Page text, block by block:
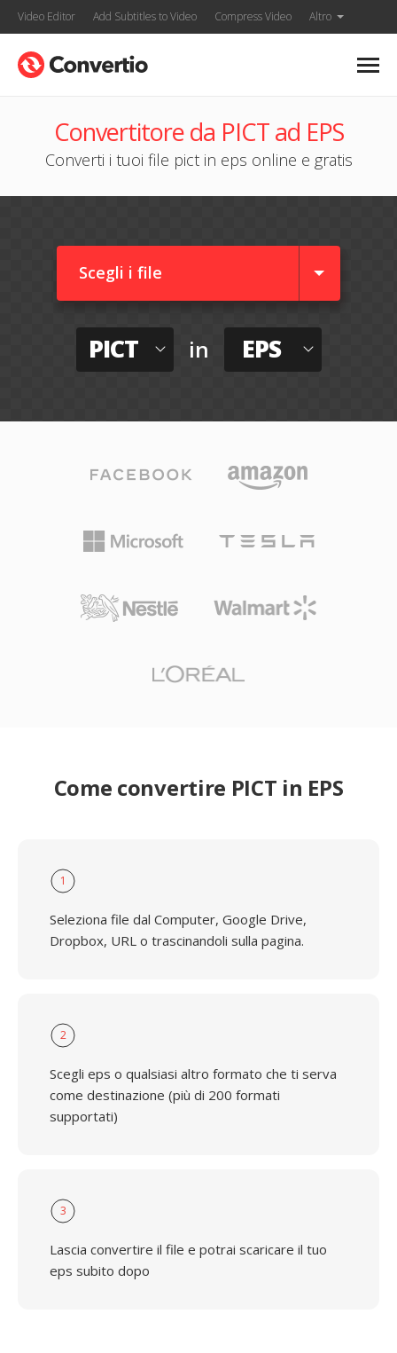
Video Editor Add Subtitles to Video Compress Video Altro
Convertitore da PICT ad EPS
Converti i tuoi file pict in eps online e gratis
Scegli i file
PICT in EPS
Come convertire PICT in EPS
1
Seleziona file dal Computer, Google Drive,
Dropbox, URL o trascinandoli sulla pagina.
2
Scegli eps o qualsiasi altro formato che ti serva
come destinazione (più di 200 formati
supportati)
3
Lascia convertire il file e potrai scaricare il tuo
eps subito dopo